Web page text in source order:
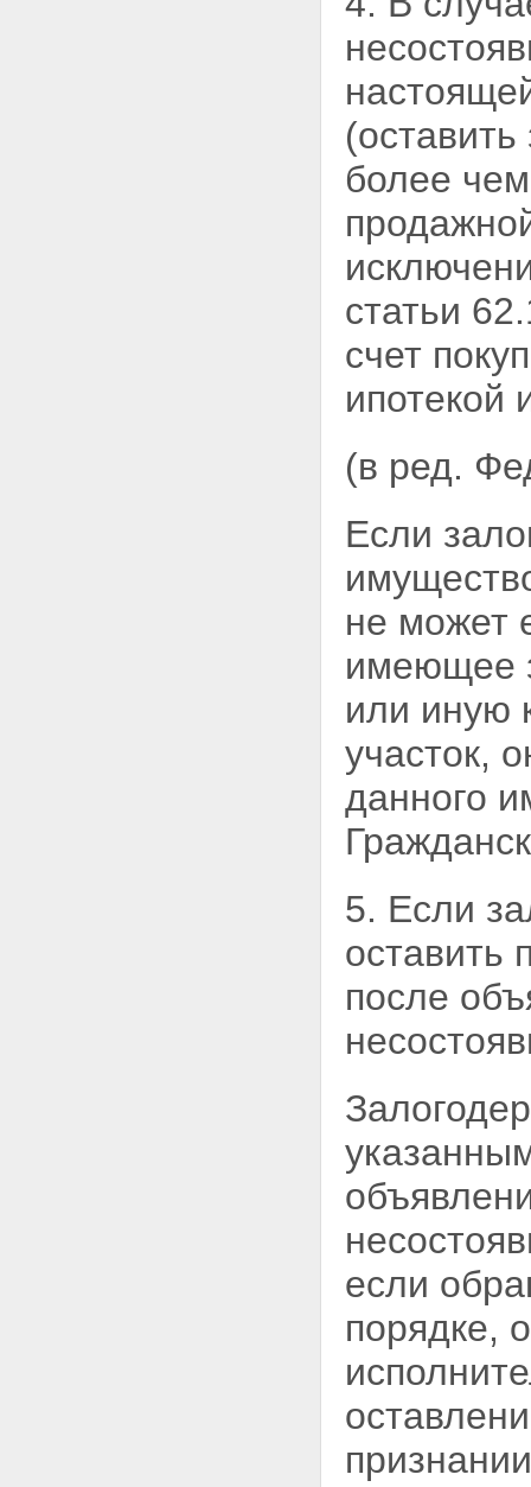
более
статьи
счет
ипотекой
(в ред.
Если
не может
имеющее
или иную
участок,
данного
5. Если
оставить
после
если
порядке,